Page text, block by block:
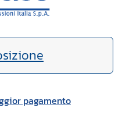
pagamento